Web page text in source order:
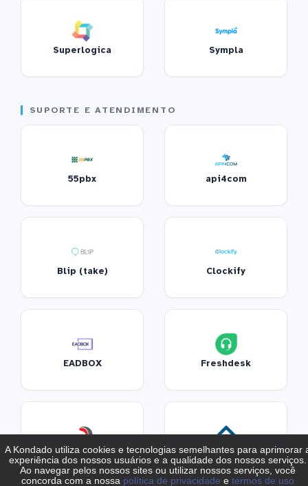
Superlogica Sympla
SUPORTE E ATENDIMENTO
55pbx api4com
Blip (take) Clockify
EADBOX Freshdesk
Movidesk Recruiterbox